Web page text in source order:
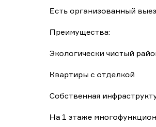
Есть организованный
Преимущества:
Экологически чистый
Квартиры с отделкой
Собственная
На 1 этаже